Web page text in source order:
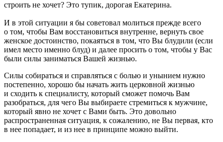
строить не хочет? Это тупик, дорогая Екатерина.
И в этой ситуации я бы советовал молиться прежде всего
о том, чтобы Вам восстановиться внутренне, вернуть свое
женское достоинство, покаяться в том, что Вы блудили (если
имел место именно блуд) и далее просить о том, чтобы у Вас
были силы заниматься Вашей жизнью.
Силы собираться и справляться с болью и унынием нужно
постепенно, хорошо бы начать жить церковной жизнью
и сходить к специалисту, который сможет помочь Вам
разобраться, для чего Вы выбираете стремиться к мужчине,
который явно не хочет с Вами быть. Это довольно
распространенная ситуация, к сожалению, не Вы первая, кто
в нее попадает, и из нее в принципе можно выйти.